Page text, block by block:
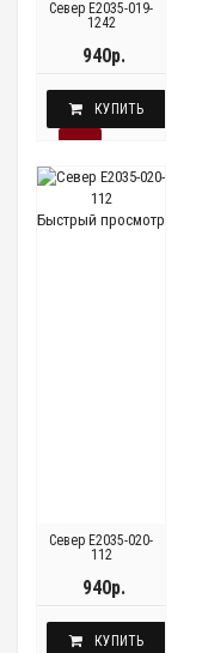
Север E2035-019-
1242
940р.
КУПИТЬ
Быстрый просмотр
Север E2035-020-
112
940р.
КУПИТЬ